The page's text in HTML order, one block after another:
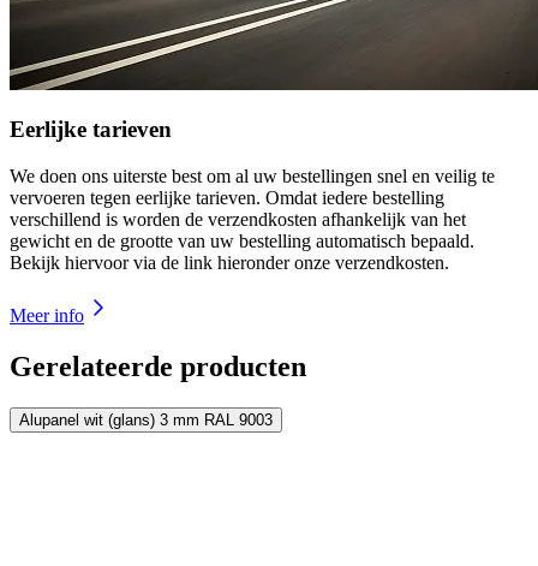
Eerlijke tarieven
We doen ons uiterste best om al uw bestellingen snel en veilig te
vervoeren tegen eerlijke tarieven. Omdat iedere bestelling
verschillend is worden de verzendkosten afhankelijk van het
gewicht en de grootte van uw bestelling automatisch bepaald.
Bekijk hiervoor via de link hieronder onze verzendkosten.
Meer info
Gerelateerde producten
Alupanel wit (glans) 3 mm RAL 9003